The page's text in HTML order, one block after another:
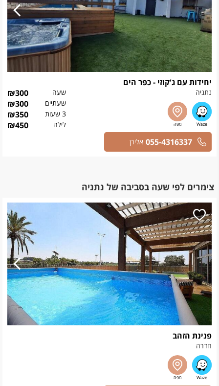
יחידות עם ג'קוזי - כפר הים
נתניה שעה ₪300
שעתיים ₪300
3 שעות ₪350
לילה ₪450
055-4316337 אלירן
צימרים לפי שעה בסביבה של נתניה
פנינת הזהב
חדרה